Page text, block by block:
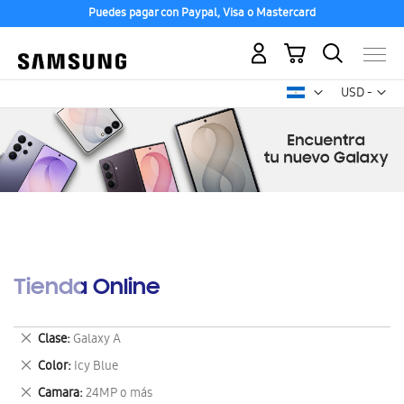
Puedes pagar con Paypal, Visa o Mastercard
USD -
dólar
Mi carrito
Tienda Online
Clase Galaxy A
Eliminar
este
artículo
Color Icy Blue
Eliminar
este
Camara 24MP o más
Eliminar